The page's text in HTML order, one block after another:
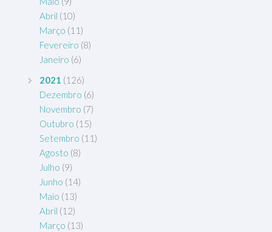
Abril (10)
Março (11)
Fevereiro (8)
Janeiro (6)
2021 (126)
Dezembro (6)
Novembro (7)
Outubro (15)
Setembro (11)
Agosto (8)
Julho (9)
Junho (14)
Maio (13)
Abril (12)
Março (13)